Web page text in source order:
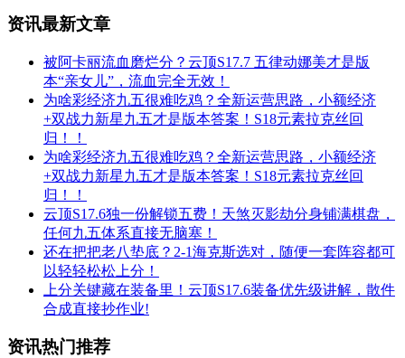
资讯最新文章
被阿卡丽流血磨烂分？云顶S17.7 五律动娜美才是版
本“亲女儿”，流血完全无效！
为啥彩经济九五很难吃鸡？全新运营思路，小额经济
+双战力新星九五才是版本答案！S18元素拉克丝回
归！！
为啥彩经济九五很难吃鸡？全新运营思路，小额经济
+双战力新星九五才是版本答案！S18元素拉克丝回
归！！
云顶S17.6独一份解锁五费！天煞灭影劫分身铺满棋盘，
任何九五体系直接无脑塞！
还在把把老八垫底？2-1海克斯选对，随便一套阵容都可
以轻轻松松上分！
上分关键藏在装备里！云顶S17.6装备优先级讲解，散件
合成直接抄作业!
资讯热门推荐